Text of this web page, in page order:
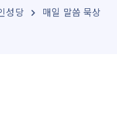
성당 매일 말씀 묵상